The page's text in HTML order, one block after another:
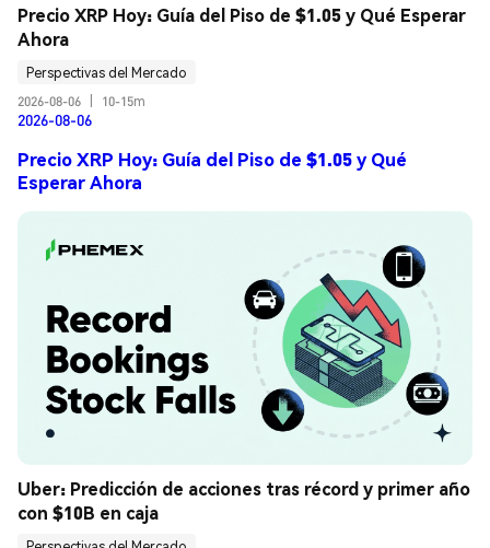
Precio XRP Hoy: Guía del Piso de $1.05 y Qué Esperar
Ahora
Perspectivas del Mercado
2026-08-06
10-15m
2026-08-06
Precio XRP Hoy: Guía del Piso de $1.05 y Qué
Esperar Ahora
Uber: Predicción de acciones tras récord y primer año
con $10B en caja